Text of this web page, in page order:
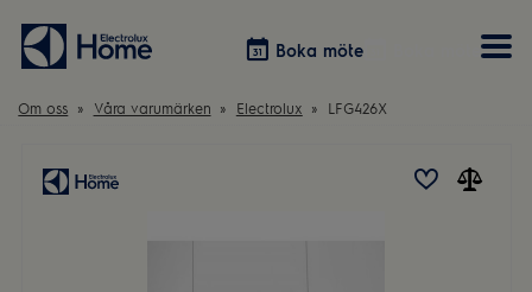
Boka möte
Våra kök
Inspiration
Förvaring
Välja garderobslösning
Vitvaror
Tvätt & Tork
Hem & Hushåll
Om oss Våra varumärken Electrolux LFG426X